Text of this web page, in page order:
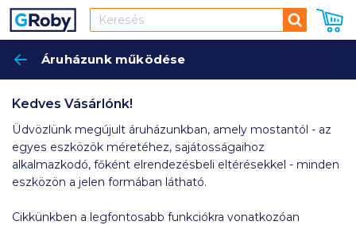
Keresés
Áruházunk működése
Kedves Vásárlónk!
Üdvözlünk megújult áruházunkban, amely mostantól - az
egyes eszközök méretéhez, sajátosságaihoz
alkalmazkodó, főként elrendezésbeli eltérésekkel - minden
eszközön a jelen formában látható.
Cikkünkben a legfontosabb funkciókra vonatkozóan